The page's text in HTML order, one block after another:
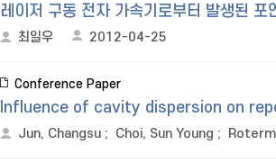
레이저 구동 전자 가속기로부터 발생된
최일우 2012-04-25
Conference Paper
Influence of cavity dispersion on
Jun, Changsu ; Choi, Sun Young ;